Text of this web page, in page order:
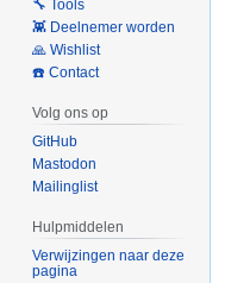
🔧 Tools
👾 Deelnemer worden
🙏 Wishlist
☎️ Contact
Volg ons op
GitHub
Mastodon
Mailinglist
Hulpmiddelen
Verwijzingen naar deze
pagina